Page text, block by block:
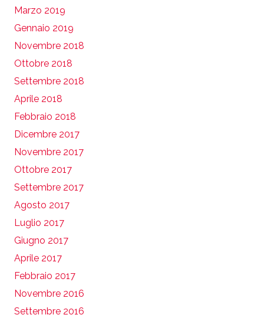
Marzo 2019
Gennaio 2019
Novembre 2018
Ottobre 2018
Settembre 2018
Aprile 2018
Febbraio 2018
Dicembre 2017
Novembre 2017
Ottobre 2017
Settembre 2017
Agosto 2017
Luglio 2017
Giugno 2017
Aprile 2017
Febbraio 2017
Novembre 2016
Settembre 2016